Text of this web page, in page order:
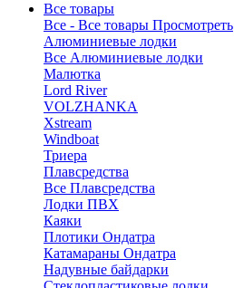
Все товары
Все - Все товары Просмотреть
Алюминиевые лодки
Все Алюминиевые лодки
Малютка
Lord River
VOLZHANKA
Xstream
Windboat
Триера
Плавсредства
Все Плавсредства
Лодки ПВХ
Каяки
Плотики Ондатра
Катамараны Ондатра
Надувные байдарки